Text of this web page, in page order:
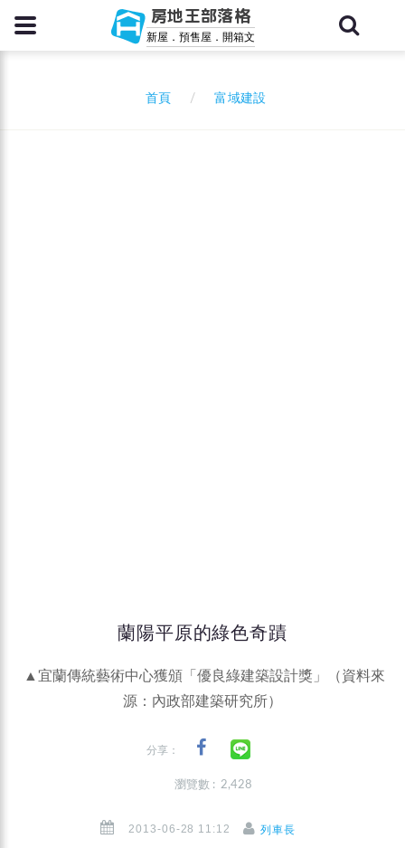
房地王部落格
新屋．預售屋．開箱文
首頁 富域建設
蘭陽平原的綠色奇蹟
▲宜蘭傳統藝術中心獲頒「優良綠建築設計獎」（資料來
源：內政部建築研究所）
分享：
瀏覽數 : 2,428
2013-06-28 11:12 列車長